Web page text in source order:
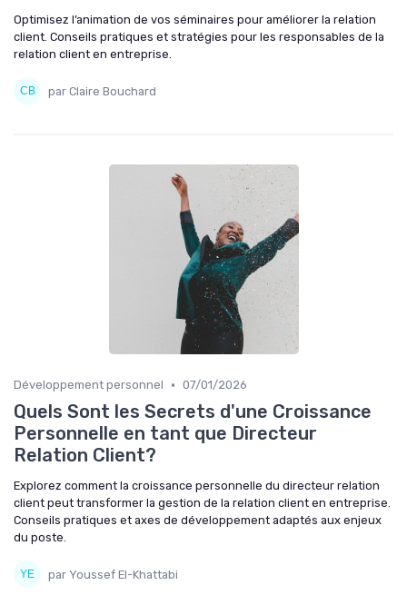
Optimisez l’animation de vos séminaires pour améliorer la relation
client. Conseils pratiques et stratégies pour les responsables de la
relation client en entreprise.
par Claire Bouchard
Développement personnel • 07/01/2026
Quels Sont les Secrets d'une Croissance
Personnelle en tant que Directeur
Relation Client?
Explorez comment la croissance personnelle du directeur relation
client peut transformer la gestion de la relation client en entreprise.
Conseils pratiques et axes de développement adaptés aux enjeux
du poste.
par Youssef El-Khattabi